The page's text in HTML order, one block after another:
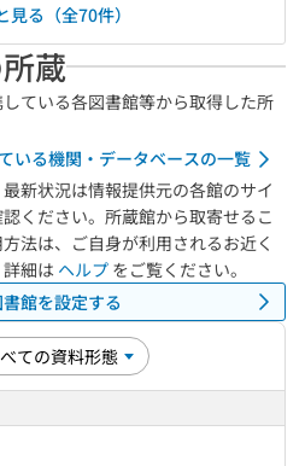
見る（全70件）
蔵
ている各図書館等から取得した所
いる機関・データベースの一覧
新状況は情報提供元の各館のサイ
ください。所蔵館から取寄せるこ
法は、ご自身が利用されるお近く
細は ヘルプ をご覧ください。
館を設定する